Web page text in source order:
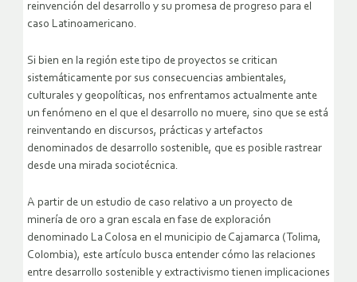
reinvención del desarrollo y su promesa de progreso para el
caso Latinoamericano.
Si bien en la región este tipo de proyectos se critican
sistemáticamente por sus consecuencias ambientales,
culturales y geopolíticas, nos enfrentamos actualmente ante
un fenómeno en el que el desarrollo no muere, sino que se está
reinventando en discursos, prácticas y artefactos
denominados de desarrollo sostenible, que es posible rastrear
desde una mirada sociotécnica.
A partir de un estudio de caso relativo a un proyecto de
minería de oro a gran escala en fase de exploración
denominado La Colosa en el municipio de Cajamarca (Tolima,
Colombia), este artículo busca entender cómo las relaciones
entre desarrollo sostenible y extractivismo tienen implicaciones